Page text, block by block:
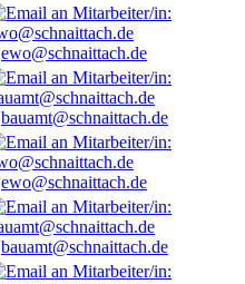
ewo@schnaittach.de
bauamt@schnaittach.de
ewo@schnaittach.de
bauamt@schnaittach.de